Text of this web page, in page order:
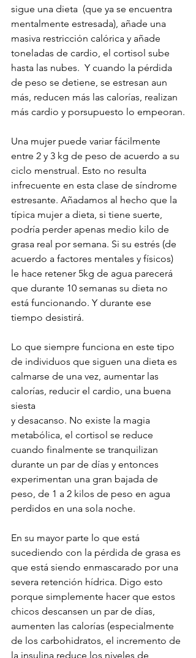
sigue una dieta  (que ya se encuentra
mentalmente estresada), añade una
masiva restricción calórica y añade
toneladas de cardio, el cortisol sube
hasta las nubes.  Y cuando la pérdida
de peso se detiene, se estresan aun
más, reducen más las calorías, realizan
más cardio y porsupuesto lo empeoran.
Una mujer puede variar fácilmente
entre 2 y 3 kg de peso de acuerdo a su
ciclo menstrual. Esto no resulta
infrecuente en esta clase de síndrome
estresante. Añadamos al hecho que la
típica mujer a dieta, si tiene suerte,
podría perder apenas medio kilo de
grasa real por semana. Si su estrés (de
acuerdo a factores mentales y físicos)
le hace retener 5kg de agua parecerá
que durante 10 semanas su dieta no
está funcionando. Y durante ese
tiempo desistirá.
Lo que siempre funciona en este tipo
de individuos que siguen una dieta es
calmarse de una vez, aumentar las
calorías, reducir el cardio, una buena
siesta
y desacanso. No existe la magia
metabólica, el cortisol se reduce
cuando finalmente se tranquilizan
durante un par de días y entonces
experimentan una gran bajada de
peso, de 1 a 2 kilos de peso en agua
perdidos en una sola noche.
En su mayor parte lo que está
sucediendo con la pérdida de grasa es
que está siendo enmascarado por una
severa retención hídrica. Digo esto
porque simplemente hacer que estos
chicos descansen un par de días,
aumenten las calorías (especialmente
de los carbohidratos, el incremento de
la insulina reduce los niveles de